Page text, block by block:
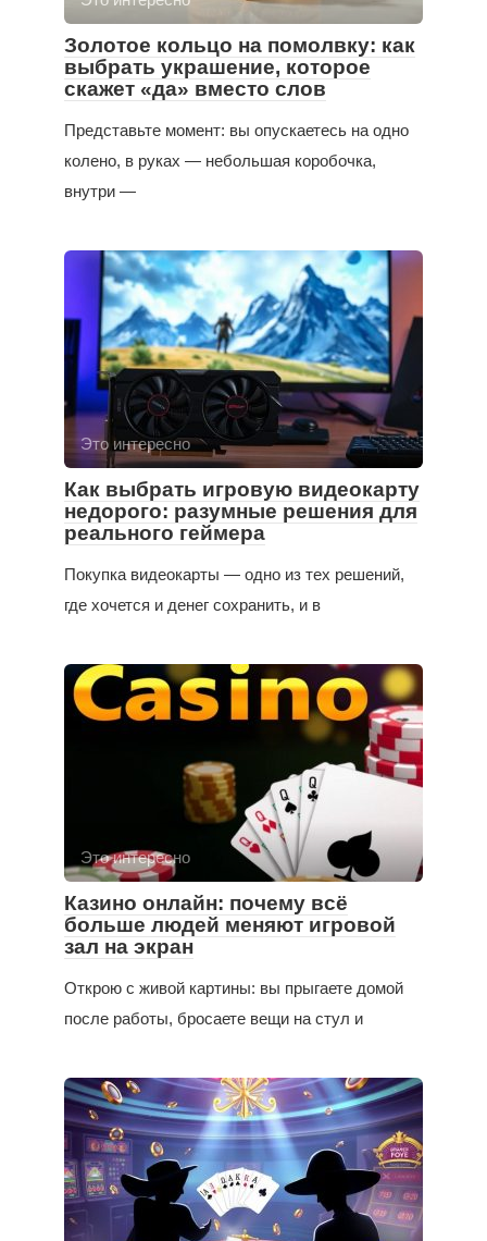
Золотое кольцо на помолвку: как
выбрать украшение, которое
скажет «да» вместо слов
Представьте момент: вы опускаетесь на одно
колено, в руках — небольшая коробочка,
внутри —
Это интересно
Как выбрать игровую видеокарту
недорого: разумные решения для
реального геймера
Покупка видеокарты — одно из тех решений,
где хочется и денег сохранить, и в
Это интересно
Казино онлайн: почему всё
больше людей меняют игровой
зал на экран
Открою с живой картины: вы прыгаете домой
после работы, бросаете вещи на стул и